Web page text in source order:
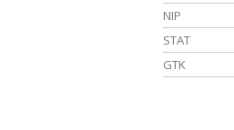
NIP
STAT
GTK